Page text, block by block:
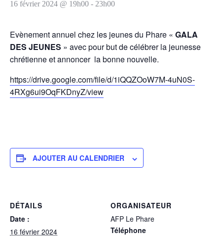
16 février 2024 @ 19h00 - 23h00
Evènement annuel chez les jeunes du Phare « GALA
DES JEUNES » avec pour but de célébrer la jeunesse
chrétienne et annoncer la bonne nouvelle.
https://drive.google.com/file/d/1iQQZOoW7M-4uN0S-
4RXg6ui9OqFKDnyZ/view
AJOUTER AU CALENDRIER
DÉTAILS
Date :
16 février 2024
ORGANISATEUR
AFP Le Phare
Téléphone